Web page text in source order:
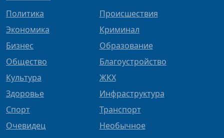
Политика
Экономика
Бизнес
Общество
Культура
Здоровье
Спорт
Очевидец
Происшествия
Криминал
Образование
Благоустройство
ЖКХ
Инфраструктура
Транспорт
Необычное